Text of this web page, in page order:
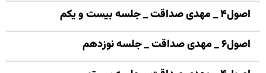
اصول۴ _ مهدی صداقت _ جلسه بیست و یکم
اصول۶ _ مهدی صداقت _ جلسه نوزدهم